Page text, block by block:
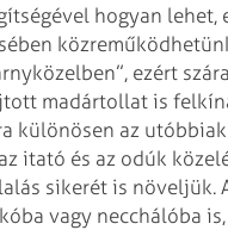
hogyan lehet,
ezért
madártollat is
különösen az
itató és az odúk
sikerét is
vagy necchálóba